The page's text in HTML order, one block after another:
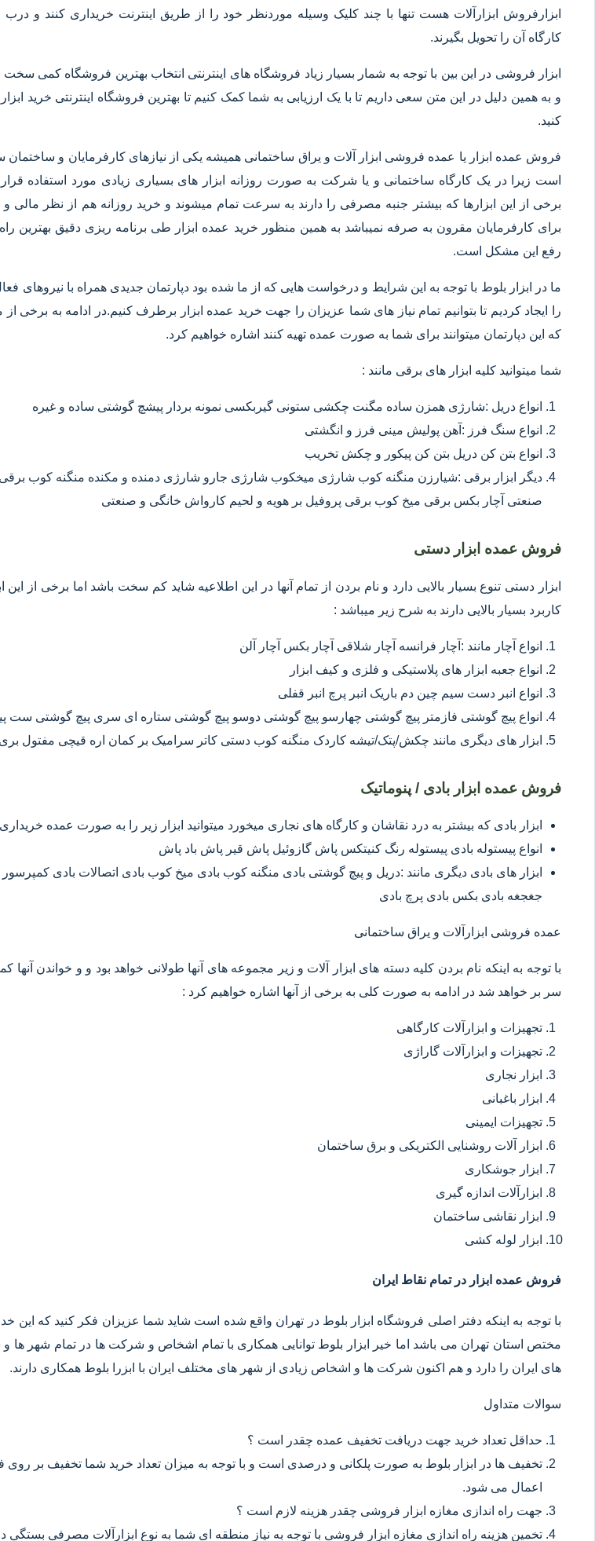
ابزارفروش ابزارآلات هست تنها با چند کلیک وسیله موردنظر خود را از طریق اینترنت خریداری کنند و درب
کارگاه آن را تحویل بگیرند.
ابزار فروشی در این بین با توجه به شمار بسیار زیاد فروشگاه های اینترنتی انتخاب بهترین فروشگاه کمی
و به همین دلیل در این متن سعی داریم تا با یک ارزیابی به شما کمک کنیم تا بهترین فروشگاه اینترنتی خرید ابزار
کنید.
فروش عمده ابزار یا عمده فروشی ابزار آلات و یراق ساختمانی همیشه یکی از نیازهای کارفرمایان و ساختمان
است زیرا در یک کارگاه ساختمانی و یا شرکت به صورت روزانه ابزار های بسیاری زیادی مورد استفاده
برخی از این ابزارها که بیشتر جنبه مصرفی را دارند به سرعت تمام میشوند و خرید روزانه هم از نظر مالی
برای کارفرمایان مقرون به صرفه نمیباشد به همین منظور خرید عمده ابزار طی برنامه ریزی دقیق بهترین
رفع این مشکل است.
ما در ابزار بلوط با توجه به این شرایط و درخواست هایی که از ما شده بود دپارتمان جدیدی همراه با نیروهای
را ایجاد کردیم تا بتوانیم تمام نیاز های شما عزیزان را جهت خرید عمده ابزار برطرف کنیم.در ادامه به برخی
که این دپارتمان میتوانند برای شما به صورت عمده تهیه کنند اشاره خواهیم کرد.
شما میتوانید کلیه ابزار های برقی مانند :
انواع دریل :شارژی همزن ساده مگنت چکشی ستونی گیربکسی نمونه بردار پیشچ گوشتی ساده و غیره
انواع سنگ فرز :آهن پولیش مینی فرز و انگشتی
انواع بتن کن دریل بتن کن پیکور و چکش تخریب
دیگر ابزار برقی :شیارزن منگنه کوب شارژی میخکوب شارژی جارو شارژی دمنده و مکنده منگنه کوب
صنعتی آچار بکس برقی میخ کوب برقی پروفیل بر هویه و لحیم کارواش خانگی و صنعتی
فروش عمده ابزار دستی
ابزار دستی تنوع بسیار بالایی دارد و نام بردن از تمام آنها در این اطلاعیه شاید کم سخت باشد اما برخی از این
کاربرد بسیار بالایی دارند به شرح زیر میباشد :
انواع آچار مانند :آچار فرانسه آچار شلاقی آچار بکس آچار آلن
انواع جعبه ابزار های پلاستیکی و فلزی و کیف ابزار
انواع انبر دست سیم چین دم باریک انبر پرچ انبر قفلی
انواع پیچ گوشتی فازمتر پیچ گوشتی چهارسو پیچ گوشتی دوسو پیچ گوشتی ستاره ای سری پیچ گوشتی ست
ابزار های دیگری مانند چکش/پتک/تیشه کاردک منگنه کوب دستی کاتر سرامیک بر کمان اره قیچی مفتول بری
فروش عمده ابزار بادی / پنوماتیک
ابزار بادی که بیشتر به درد نقاشان و کارگاه های نجاری میخورد میتوانید ابزار زیر را به صورت عمده خریداری
انواع پیستوله بادی پیستوله رنگ کنیتکس پاش گازوئیل پاش قیر پاش باد پاش
ابزار های بادی دیگری مانند :دریل و پیچ گوشتی بادی منگنه کوب بادی میخ کوب بادی اتصالات بادی کمپرسور
جغجغه بادی بکس بادی پرچ بادی
عمده فروشی ابزارآلات و یراق ساختمانی
با توجه به اینکه نام بردن کلیه دسته های ابزار آلات و زیر مجموعه های آنها طولانی خواهد بود و و خواندن آنها
سر بر خواهد شد در ادامه به صورت کلی به برخی از آنها اشاره خواهیم کرد :
تجهیزات و ابزارآلات کارگاهی
تجهیزات و ابزارآلات گاراژی
ابزار نجاری
ابزار باغبانی
تجهیزات ایمینی
ابزار آلات روشنایی الکتریکی و برق ساختمان
ابزار جوشکاری
ابزارآلات اندازه گیری
ابزار نقاشی ساختمان
ابزار لوله کشی
فروش عمده ابزار در تمام نقاط ایران
با توجه به اینکه دفتر اصلی فروشگاه ابزار بلوط در تهران واقع شده است شاید شما عزیزان فکر کنید که این
مختص استان تهران می باشد اما خیر ابزار بلوط توانایی همکاری با تمام اشخاص و شرکت ها در تمام شهر ها
های ایران را دارد و هم اکنون شرکت ها و اشخاص زیادی از شهر های مختلف ایران با ابزرا بلوط همکاری دارند.
سوالات متداول
حداقل تعداد خرید جهت دریافت تخفیف عمده چقدر است ؟
تخفیف ها در ابزار بلوط به صورت پلکانی و درصدی است و با توجه به میزان تعداد خرید شما تخفیف بر روی
اعمال می شود.
جهت راه اندازی مغازه ابزار فروشی چقدر هزینه لازم است ؟
تخمین هزینه راه اندازی مغازه ابزار فروشی با توجه به نیاز منطقه ای شما به نوع ابزارآلات مصرفی بستگی